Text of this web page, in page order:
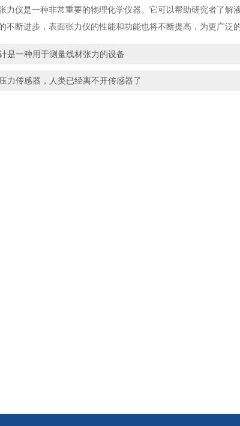
仪是一种非常重要的物理化学仪器。它可以帮助研究者了解
不断进步，表面张力仪的性能和功能也将不断提高，为更广泛
是一种用于测量线材张力的设备
力传感器，人类已经离不开传感器了